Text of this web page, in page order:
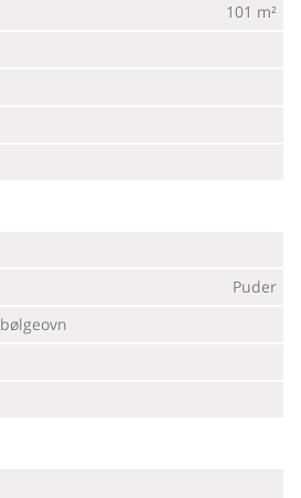
101 m²
Puder